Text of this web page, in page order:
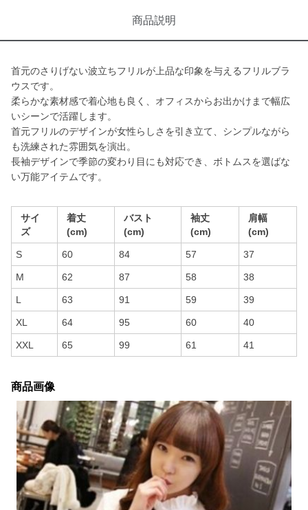
商品説明
首元のさりげない波立ちフリルが上品な印象を与えるフリルブラ
ウスです。
柔らかな素材感で着心地も良く、オフィスからお出かけまで幅広
いシーンで活躍します。
首元フリルのデザインが女性らしさを引き立て、シンプルながら
も洗練された雰囲気を演出。
長袖デザインで季節の変わり目にも対応でき、ボトムスを選ばな
い万能アイテムです。
サイ
ズ
着丈
(cm)
バスト
(cm)
袖丈
(cm)
肩幅
(cm)
S 60 84 57 37
M 62 87 58 38
L 63 91 59 39
XL 64 95 60 40
XXL 65 99 61 41
商品画像